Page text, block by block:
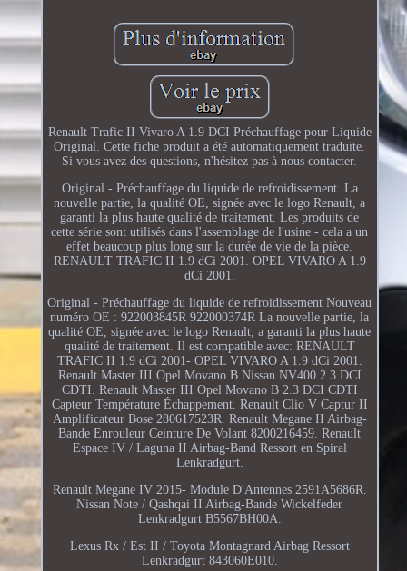
Renault Trafic II Vivaro A 1.9 DCI Préchauffage pour Liquide
Original. Cette fiche produit a été automatiquement traduite.
Si vous avez des questions, n'hésitez pas à nous contacter.
Original - Préchauffage du liquide de refroidissement. La
nouvelle partie, la qualité OE, signée avec le logo Renault, a
garanti la plus haute qualité de traitement. Les produits de
cette série sont utilisés dans l'assemblage de l'usine - cela a un
effet beaucoup plus long sur la durée de vie de la pièce.
RENAULT TRAFIC II 1.9 dCi 2001. OPEL VIVARO A 1.9
dCi 2001.
Original - Préchauffage du liquide de refroidissement Nouveau
numéro OE : 922003845R 922000374R La nouvelle partie, la
qualité OE, signée avec le logo Renault, a garanti la plus haute
qualité de traitement. Il est compatible avec: RENAULT
TRAFIC II 1.9 dCi 2001- OPEL VIVARO A 1.9 dCi 2001.
Renault Master III Opel Movano B Nissan NV400 2.3 DCI
CDTI. Renault Master III Opel Movano B 2.3 DCI CDTI
Capteur Température Échappement. Renault Clio V Captur II
Amplificateur Bose 280617523R. Renault Megane II Airbag-
Bande Enrouleur Ceinture De Volant 8200216459. Renault
Espace IV / Laguna II Airbag-Band Ressort en Spiral
Lenkradgurt.
Renault Megane IV 2015- Module D'Antennes 2591A5686R.
Nissan Note / Qashqai II Airbag-Bande Wickelfeder
Lenkradgurt B5567BH00A.
Lexus Rx / Est II / Toyota Montagnard Airbag Ressort
Lenkradgurt 843060E010.